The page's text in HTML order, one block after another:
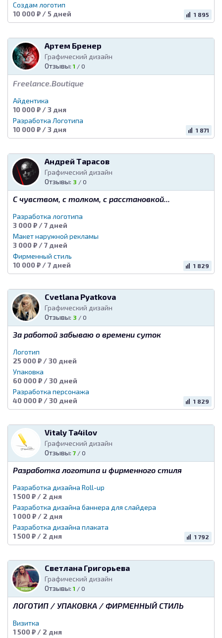
Создам логотип
10 000 ₽ / 5 дней
1 895
Артем Бренер
Графический дизайн
Отзывы: 1 / 0
Freelance.Boutique
Айдентика
10 000 ₽ / 3 дня
Разработка Логотипа
10 000 ₽ / 3 дня
1 871
Андрей Тарасов
Графический дизайн
Отзывы: 3 / 0
С чувством, с толком, с расстановкой...
Разработка логотипа
3 000 ₽ / 7 дней
Макет наружной рекламы
3 000 ₽ / 7 дней
Фирменный стиль
10 000 ₽ / 7 дней
1 829
Cvetlana Pyatkova
Графический дизайн
Отзывы: 3 / 0
За работой забываю о времени суток
Логотип
25 000 ₽ / 30 дней
Упаковка
60 000 ₽ / 30 дней
Разработка персонажа
40 000 ₽ / 30 дней
1 829
Vitaly Ta4ilov
Графический дизайн
Отзывы: 7 / 0
Разработка логотипа и фирменного стиля
Разработка дизайна Roll-up
1 500 ₽ / 2 дня
Разработка дизайна баннера для слайдера
1 000 ₽ / 2 дня
Разработка дизайна плаката
1 500 ₽ / 2 дня
1 792
Светлана Григорьева
Графический дизайн
Отзывы: 1 / 0
ЛОГОТИП / УПАКОВКА / ФИРМЕННЫЙ СТИЛЬ
Визитка
1 500 ₽ / 2 дня